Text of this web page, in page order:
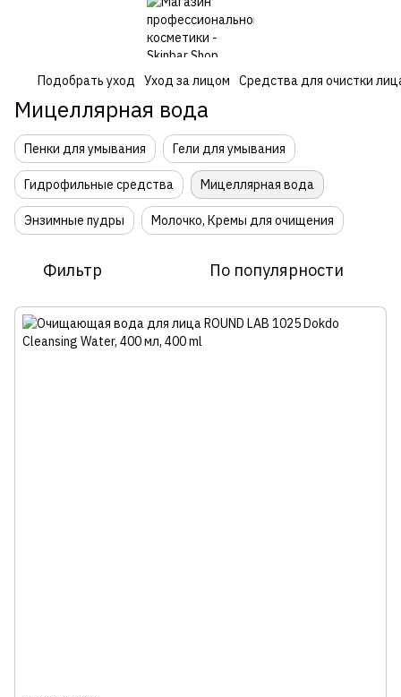
Подобрать уход Уход за лицом Средства для очистки
Мицеллярная вода
Пенки для умывания Гели для умывания
Гидрофильные средства Мицеллярная вода
Энзимные пудры Молочко, Кремы для очищения
Фильтр По популярности